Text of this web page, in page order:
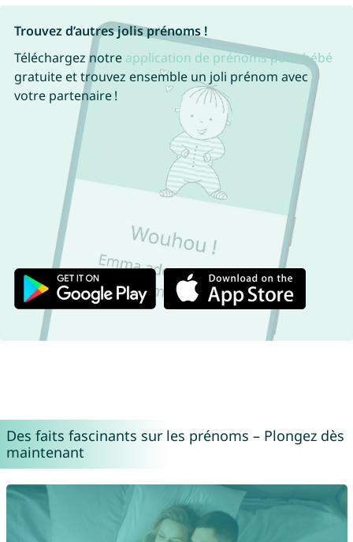
Trouvez d’autres jolis prénoms !
Téléchargez notre application de prénoms pour bébé
gratuite et trouvez ensemble un joli prénom avec
votre partenaire !
Des faits fascinants sur les prénoms – Plongez dès
maintenant